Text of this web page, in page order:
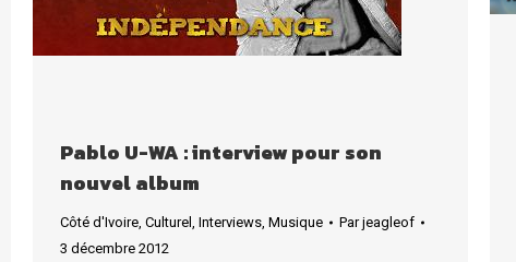
Pablo U-WA : interview pour son
nouvel album
Côté d'Ivoire Culturel Interviews Musique Parjeagleof
3 décembre 2012